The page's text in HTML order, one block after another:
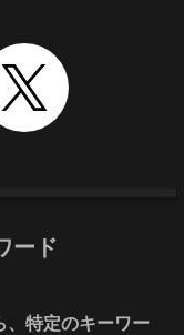
ード
、特定のキーワー